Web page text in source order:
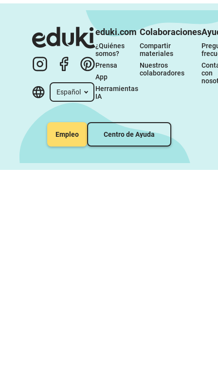
Español
eduki.com
¿Quiénes
somos?
Prensa
App
Herramientas
IA
Colaboraciones
Compartir
materiales
Nuestros
colaboradores
con
Empleo Centro de Ayuda